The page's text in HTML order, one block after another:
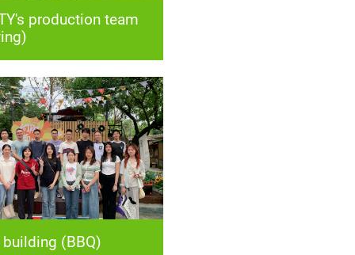
building (BBQ)